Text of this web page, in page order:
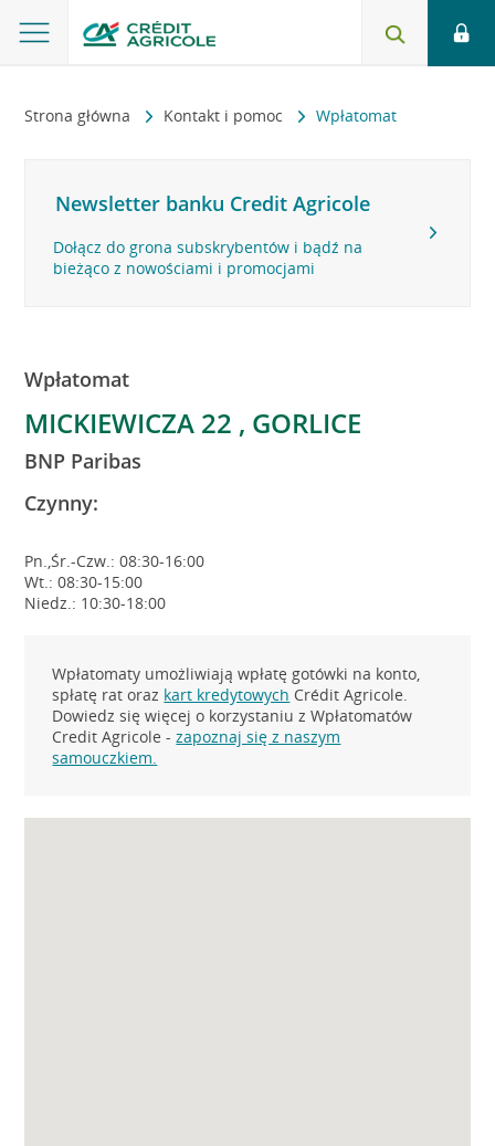
Strona główna Kontakt i pomoc Wpłatomat
Newsletter banku Credit Agricole
Dołącz do grona subskrybentów i bądź na
bieżąco z nowościami i promocjami
Wpłatomat
MICKIEWICZA 22 , GORLICE
BNP Paribas
Czynny:
Pn.,Śr.-Czw.: 08:30-16:00
Wt.: 08:30-15:00
Niedz.: 10:30-18:00
Wpłatomaty umożliwiają wpłatę gotówki na konto,
spłatę rat oraz kart kredytowych Crédit Agricole.
Dowiedz się więcej o korzystaniu z Wpłatomatów
Credit Agricole -zapoznaj się z naszym
samouczkiem.